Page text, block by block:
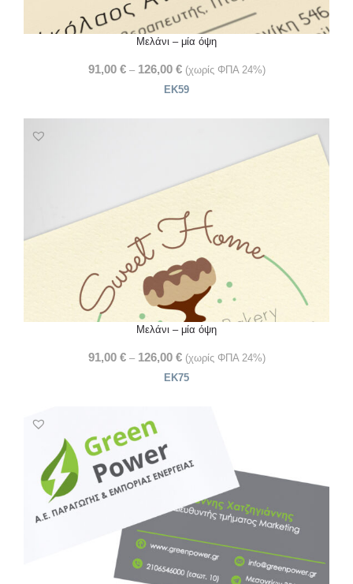
Μελάνι – μία όψη
91,00 € – 126,00 € (χωρίς ΦΠΑ 24%)
ΕΚ59
Μελάνι – μία όψη
91,00 € – 126,00 € (χωρίς ΦΠΑ 24%)
ΕΚ75